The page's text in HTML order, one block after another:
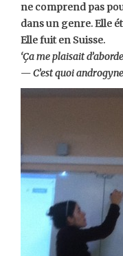
ne comprend pas
dans un genre. Elle
Elle fuit en Suisse.
‘Ça me plaisait
— C’est quoi